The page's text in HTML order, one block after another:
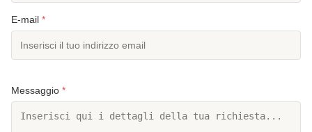
E-mail *
Messaggio *